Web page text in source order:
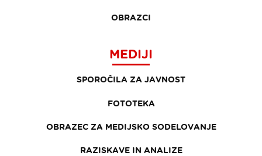
OBRAZCI
MEDIJI
SPOROČILA ZA JAVNOST
FOTOTEKA
OBRAZEC ZA MEDIJSKO SODELOVANJE
RAZISKAVE IN ANALIZE